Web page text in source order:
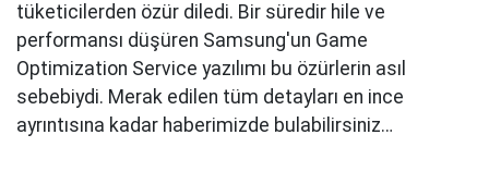
tüketicilerden özür diledi. Bir süredir hile ve
performansı düşüren Samsung'un Game
Optimization Service yazılımı bu özürlerin asıl
sebebiydi. Merak edilen tüm detayları en ince
ayrıntısına kadar haberimizde bulabilirsiniz…